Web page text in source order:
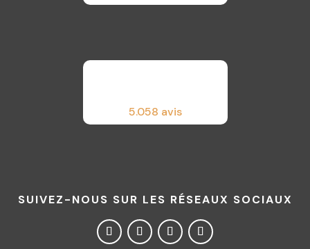
5.058 avis
SUIVEZ-NOUS SUR LES RÉSEAUX SOCIAUX